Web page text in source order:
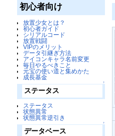
初心者向け
放置少女とは？
初心者ガイド
シリアルコード
放置戦闘
VIPのメリット
データ引継ぎ方法
アイコンキャラ名前変更
毎日やるべきこと
元宝の使い道と集めかた
成長基金
↑
ステータス
ステータス
状態異常
状態異常逆引き
↑
データベース